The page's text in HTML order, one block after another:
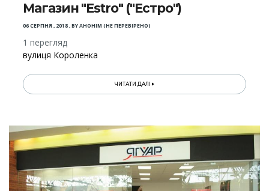
Магазин "Estro" ("Естро")
06 СЕРПНЯ , 2018,BYАНОНІМ (НЕ ПЕРЕВІРЕНО)
1 перегляд
вулиця Короленка
ЧИТАТИ ДАЛІ